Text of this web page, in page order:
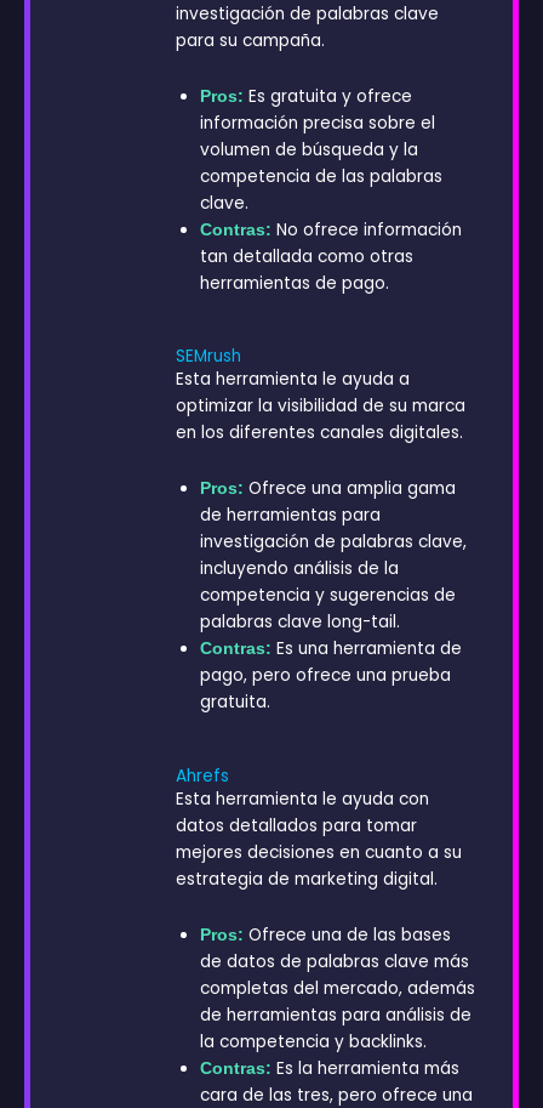
investigación de palabras clave
para su campaña.
Pros: Es gratuita y ofrece
información precisa sobre el
volumen de búsqueda y la
competencia de las palabras
clave.
Contras: No ofrece información
tan detallada como otras
herramientas de pago.
SEMrush
Esta herramienta le ayuda a
optimizar la visibilidad de su marca
en los diferentes canales digitales.
Pros: Ofrece una amplia gama
de herramientas para
investigación de palabras clave,
incluyendo análisis de la
competencia y sugerencias de
palabras clave long-tail.
Contras: Es una herramienta de
pago, pero ofrece una prueba
gratuita.
Ahrefs
Esta herramienta le ayuda con
datos detallados para tomar
mejores decisiones en cuanto a su
estrategia de marketing digital.
Pros: Ofrece una de las bases
de datos de palabras clave más
completas del mercado, además
de herramientas para análisis de
la competencia y backlinks.
Contras: Es la herramienta más
cara de las tres, pero ofrece una